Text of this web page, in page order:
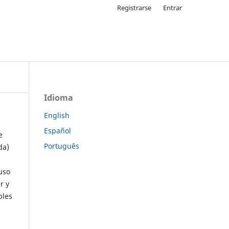
Registrarse Entrar
y
Idioma
English
Español
Português